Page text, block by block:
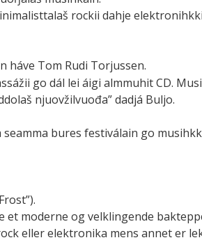
rockii dahje
háve Tom Rudi Torjussen.
go dál lei áigi almmuhit CD.
njuovžilvuođa” dadjá Buljo.
bures festiválain go
moderne og velklingende
eller elektronika mens annet er